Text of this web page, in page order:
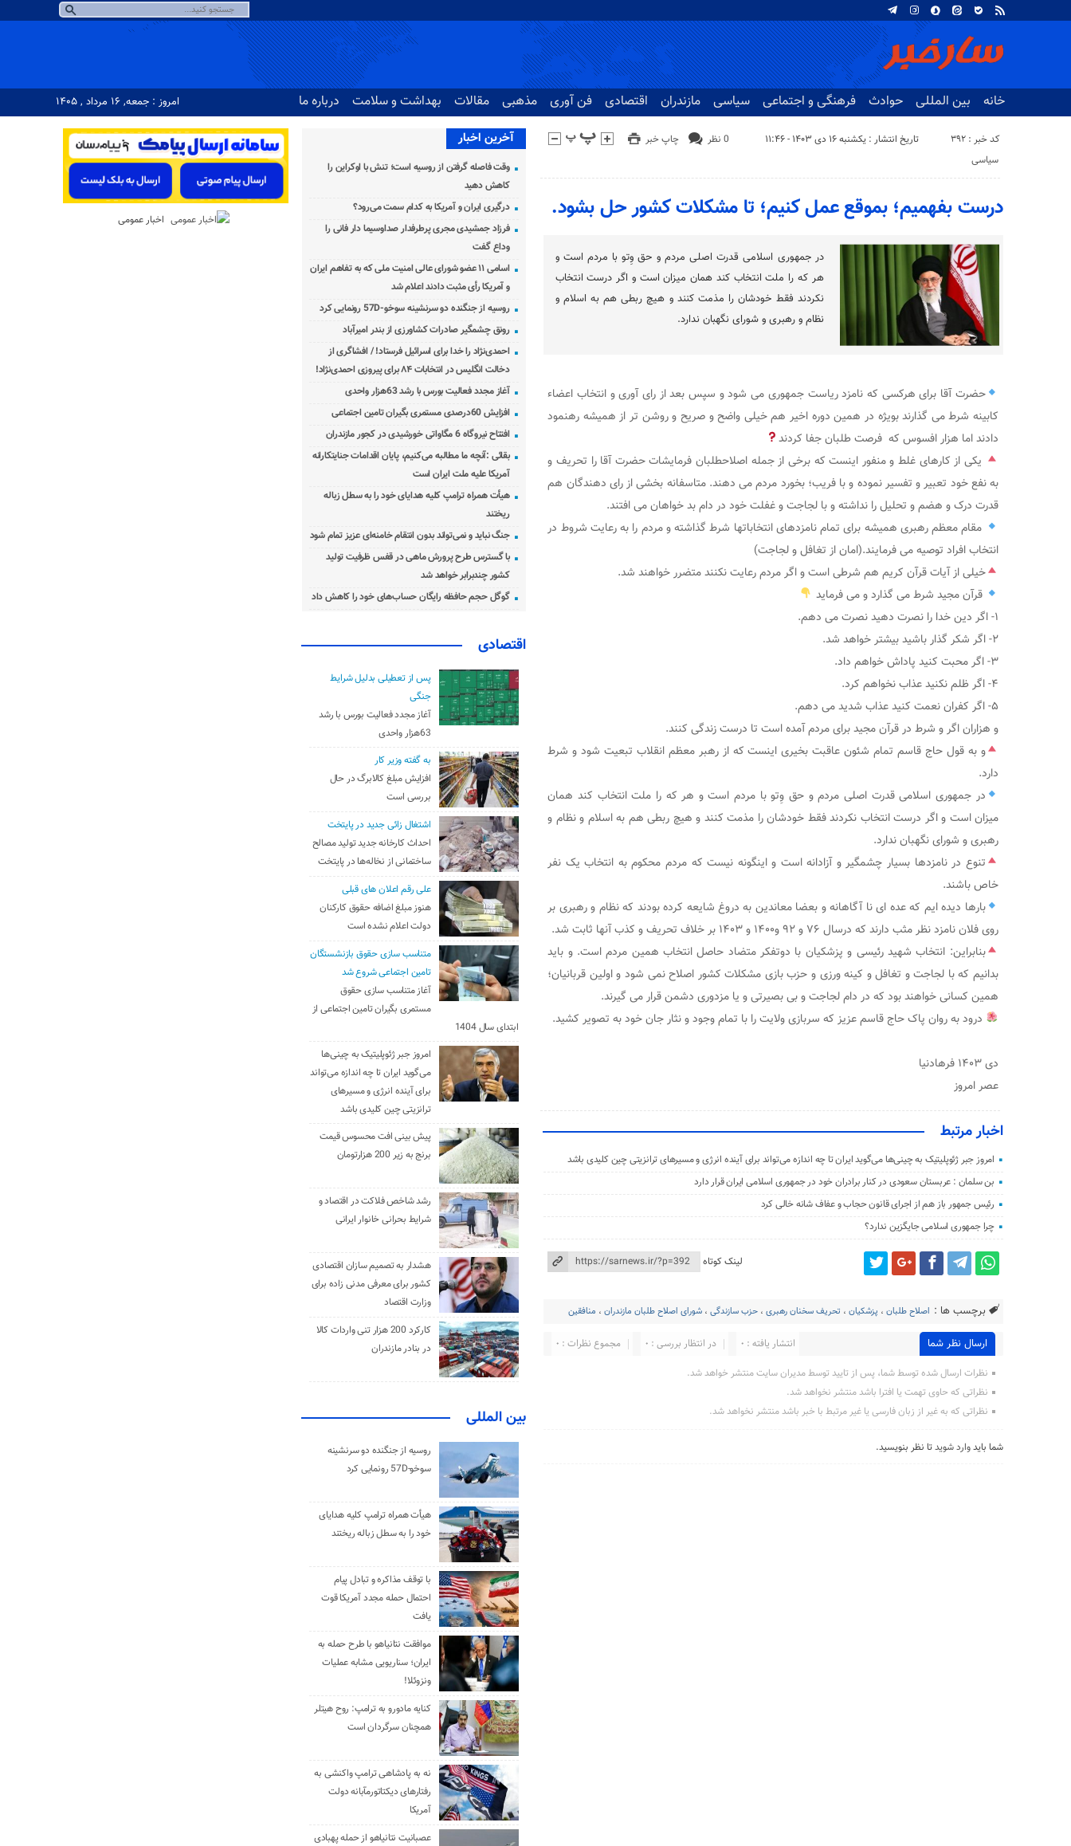
خانه بین المللی حوادث فرهنگی و اجتماعی سیاسی مازندران اقتصادی فن آوری مذهبی مقالات بهداشت و سلامت درباره ما امروز : جمعه, ۱۶ مرداد , ۱۴۰۵
کد خبر : 392 تاریخ انتشار : یکشنبه ۱۶ دی ۱۴۰۳ - ۱۱:۴۶ چاپ خبر
0 نظر
سیاسی
درست بفهمیم؛ بموقع عمل کنیم؛ تا مشکلات کشور حل بشود.
در جمهوری اسلامی قدرت اصلی مردم و حق وِتو با مردم است و
هر که را ملت انتخاب کند همان میزان است و اگر درست انتخاب
نکردند فقط خودشان را مذمت کنند و هیچ ربطی هم به اسلام و
نظام و رهبری و شورای نگهبان ندارد.
حضرت آقا برای هرکسی که نامزد ریاست جمهوری می شود و سپس بعد از رای آوری و انتخاب اعضاء
کابینه شرط می گذارند بویژه در همین دوره اخیر هم خیلی واضح و صریح و روشن تر از همیشه رهنمود
دادند اما هزار افسوس که فرصت طلبان جفا کردند
یکی از کارهای غلط و منفور اینست که برخی از جمله اصلاحطلبان فرمایشات حضرت آقا را تحریف و
به نفع خود تعبیر و تفسیر نموده و با فریب؛ بخورد مردم می دهند. متاسفانه بخشی از رای دهندگان هم‌
قدرت درک و هضم و تحلیل را‌ نداشته و با لجاجت و غفلت خود در دام بد خواهان می افتند.
مقام معظم رهبری همیشه برای تمام نامزدهای انتخاباتها شرط گذاشته و مردم را به رعایت شروط در
انتخاب افراد توصیه می فرمایند.‌(امان از تغافل و لجاجت)
خیلی از آیات قرآن کریم هم شرطی است و اگر مردم رعایت نکنند متضرر خواهند شد.
قرآن مجید شرط می گذارد و می فرماید
۱- اگر دین خدا را نصرت دهید نصرت می دهم.
۲- اگر شکر گذار باشید بیشتر خواهد شد.
۳- اگر محبت کنید پاداش خواهم داد.‌
۴- اگر ظلم نکنید عذاب نخواهم کرد.
۵- اگر کفران نعمت کنید عذاب شدید می دهم.
و هزاران اگر و شرط در قرآن مجید برای مردم آمده است تا درست زندگی کنند.
و به قول حاج قاسم تمام شئون عاقبت بخیری اینست که از رهبر معظم انقلاب تبعیت شود و شرط
دارد.
در جمهوری اسلامی قدرت اصلی مردم و حق وِتو با مردم است و هر که را ملت انتخاب کند همان
میزان است و اگر درست انتخاب نکردند فقط خودشان را مذمت کنند و هیچ ربطی هم به اسلام و نظام و
رهبری و شورای نگهبان ندارد.
تنوع در نامزدها بسیار چشمگیر و آزادانه است و اینگونه نیست که مردم محکوم به انتخاب یک نفر
خاص باشند.
بارها دیده ایم که عده ای نا آگاهانه و بعضا معاندین به دروغ شایعه کرده بودند که نظام و رهبری بر
روی فلان نامزد نظر مثب دارند که درسال ۷۶ و ۹۲ و۱۴۰۰ و ۱۴۰۳ بر خلاف تحریف و کذب آنها ثابت شد.
بنابراین: انتخاب شهید رئیسی و پزشکیان با دوتفکر متضاد حاصل انتخاب همین مردم است. و باید
بدانیم که با لجاجت و تغافل و کینه ورزی و حزب بازی مشکلات کشور اصلاح نمی شود و اولین قربانیان؛
همین کسانی خواهند بود که در دام لجاجت و بی بصیرتی و یا مزدوری دشمن قرار می گیرند.
درود به روان پاک حاج قاسم عزیز که سربازی ولایت را با تمام وجود و نثار جان خود به تصویر کشید.
دی ۱۴۰۳ فرهادنیا
عصر امروز
اخبار مرتبط
امروز جبر ژئوپلیتیک به چینی‌ها می‌گوید ایران تا چه اندازه می‌تواند برای آینده انرژی و مسیرهای ترانزیتی چین کلیدی باشد
بن سلمان : عربستان سعودی در کنار برادران خود در جمهوری اسلامی ایران قرار دارد
رئیس جمهور باز هم از اجرای قانون حجاب و عفاف شانه خالی کرد
چرا جمهوری اسلامی جایگزین ندارد؟
لینک کوتاه
برچسب ها : اصلاح طلبان ، پزشکیان ، تحریف سخنان رهبری ،حزب سازندگی ،شورای اصلاح طلبان مازندران ، منافقین
ارسال نظر شما مجموع نظرات : 0 در انتظار بررسی : 0 انتشار یافته : 0
نظرات ارسال شده توسط شما، پس از تایید توسط مدیران سایت منتشر خواهد شد.
نظراتی که حاوی تهمت یا افترا باشد منتشر نخواهد شد.
نظراتی که به غیر از زبان فارسی یا غیر مرتبط با خبر باشد منتشر نخواهد شد.
شما بایدوارد شویدتا نظر بنویسید.
آخرین اخبار
وقت فاصله گرفتن از روسیه است؛ تنش با اوکراین را
کاهش دهید
درگیری ایران و آمریکا به کدام سمت می‌رود؟
فرزاد جمشیدی مجری پرطرفدار صداوسیما دار فانی را
وداع گفت
اسامی ۱۱ عضو شورای عالی امنیت ملی که به تفاهم ایران
و آمریکا رأی مثبت دادند اعلام شد
روسیه از جنگنده دو سرنشینه سوخو-57D رونمایی کرد
رونق چشمگیر صادرات کشاورزی از بندر امیرآباد
احمدی‌نژاد را خدا برای اسرائیل فرستاد! / افشاگری از
دخالت انگلیس در انتخابات ۸۴ برای پیروزی احمدی‌نژاد!
آغاز مجدد فعالیت بورس با رشد 63هزار واحدی
افزایش 60درصدی مستمری بگیران تامین اجتماعی
افتتاح نیروگاه 6 مگاواتی خورشیدی در کجور مازندران
بقائی :آنچه ما مطالبه می‌کنیم، پایان اقدامات جنایتکارانه
آمریکا علیه ملت ایران است
هیأت همراه ترامپ کلیه هدایای خود را به سطل زباله
ریختند
جنگ نباید و نمی‌تواند بدون انتقام خامنه‌ای عزیز تمام شود
با گسترس طرح پرورش ماهی در قفس ظرفیت تولید
کشور چندبرابر خواهد شد
گوگل حجم حافظه رایگان حساب‌های خود را کاهش داد
اقتصادی
پس از تعطیلی بدلیل شرایط
جنگی
آغاز مجدد فعالیت بورس با رشد
63هزار واحدی
به گفته وزیر کار
افزایش مبلغ کالابرگ در حال
بررسی است
اشتغال زائی جدید در پایتخت
احداث کارخانه جدید تولید مصالح
ساختمانی از نخاله‌ها در پایتخت
علی رقم اعلان های قبلی
هنوز مبلغ اضافه حقوق کارکنان
دولت اعلام نشده است
متناسب سازی حقوق بازنشستگان
تامین اجتماعی شروع شد
آغاز متناسب سازی حقوق
مستمری بگیران تامین اجتماعی از
ابتدای سال 1404
امروز جبر ژئوپلیتیک به چینی‌ها
می‌گوید ایران تا چه اندازه می‌تواند
برای آینده انرژی و مسیرهای
ترانزیتی چین کلیدی باشد
پیش بینی افت محسوس قیمت
برنج به زیر 200 هزارتومان
رشد شاخص فلاکت در اقتصاد و
شرایط بحرانی خانوار ایرانی
هشدار به تصمیم سازان اقتصادی
کشور برای معرفی مدنی زاده برای
وزارت اقتصاد
کارکرد 200 هزار تنی واردات کالا
در بنادر مازندران
بین المللی
روسیه از جنگنده دو سرنشینه
سوخو-57D رونمایی کرد
هیأت همراه ترامپ کلیه هدایای
خود را به سطل زباله ریختند
با توقف مذاکره و تبادل پیام
احتمال حمله مجدد آمریکا قوت
یافت
موافقت نتانیاهو با طرح حمله به
ایران؛ سناریویی مشابه عملیات
ونزوئلا!
کنایه مادورو به ترامپ: روح هیتلر
همچنان سرگردان است
نه به پادشاهی ترامپ واکنشی به
رفتارهای دیکتاتورمآبانه دولت
آمریکا
عصبانیت نتانیاهو از حمله پهبادی
اخبار عمومی